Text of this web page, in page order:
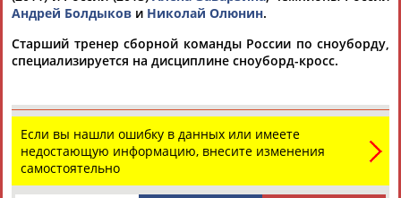
АББАТЕ-
БУЛАТОВА
АББЯСОВА
АБДИКАРИМОВААБДРАХМАНОВ
Андрей Болдыков и Николай Олюнин.
Старший тренер сборной команды России по сноуборду,
специализируется на дисциплине сноуборд-кросс.
Если вы нашли ошибку в данных или имеете
недостающую информацию, внесите изменения
самостоятельно